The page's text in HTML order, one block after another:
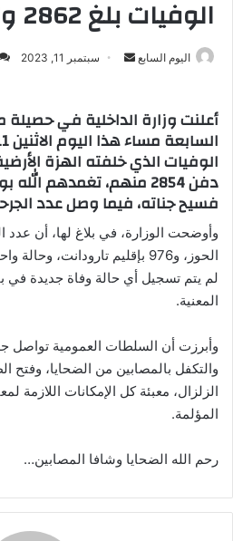
الوفيات بلغ 2862 والجرحى 2562
اليوم السابع
أرسل سبتمبر 11, 2023
أعلنت وزارة الداخلية في
دفن 2854 منهم، تغمدهم
فسيح جناته، فيما وصل عدد الجرحى إلى
الحوز، و976 بإقليم تارودانت،
لم يتم تسجيل أي حالة وفاة جديدة في
المعنية.
وأبرزت أن السلطات العمومية تواصل
والتكفل بالمصابين من الضحايا،
الزلزال، معبئة كل الإمكانات اللازمة
المؤلمة.
رحم الله الضحايا وشافا المصابين…